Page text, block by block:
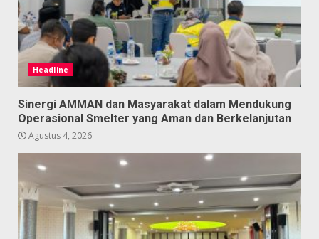
Headline
Sinergi AMMAN dan Masyarakat dalam Mendukung
Operasional Smelter yang Aman dan Berkelanjutan
Agustus 4, 2026